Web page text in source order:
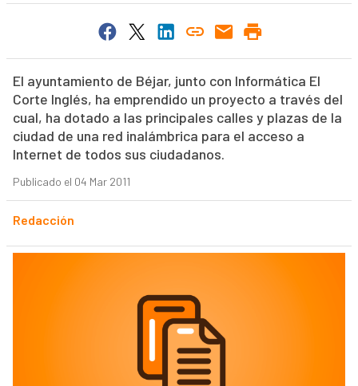
El ayuntamiento de Béjar, junto con Informática El
Corte Inglés, ha emprendido un proyecto a través del
cual, ha dotado a las principales calles y plazas de la
ciudad de una red inalámbrica para el acceso a
Internet de todos sus ciudadanos.
Publicado el 04 Mar 2011
Redacción